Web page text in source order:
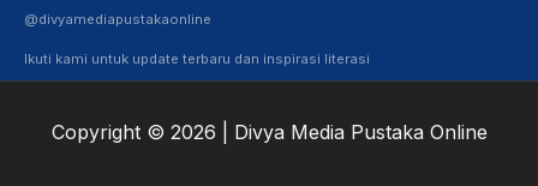
@divyamediapustakaonline
Ikuti kami untuk update terbaru dan inspirasi literasi
Copyright © 2026 | Divya Media Pustaka Online